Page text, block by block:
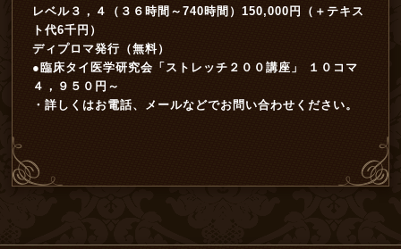
レベル３，４（３６時間～740時間）150,000円（＋テキス
ト代6千円）
ディプロマ発行（無料）
●臨床タイ医学研究会「ストレッチ２００講座」 １０コマ
４，９５０円～
・詳しくはお電話、メールなどでお問い合わせください。